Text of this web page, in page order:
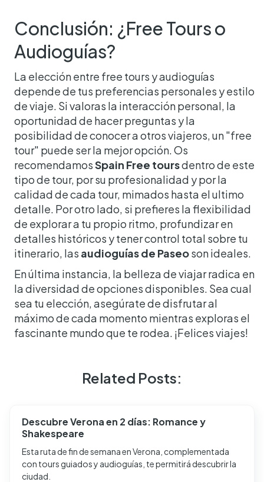
Conclusión: ¿Free Tours o
Audioguías?
La elección entre free tours y audioguías
depende de tus preferencias personales y estilo
de viaje. Si valoras la interacción personal, la
oportunidad de hacer preguntas y la
posibilidad de conocer a otros viajeros, un "free
tour" puede ser la mejor opción. Os
recomendamosSpain Free toursdentro de este
tipo de tour, por su profesionalidad y por la
calidad de cada tour, mimados hasta el ultimo
detalle. Por otro lado, si prefieres la flexibilidad
de explorar a tu propio ritmo, profundizar en
detalles históricos y tener control total sobre tu
itinerario, las audioguías de Paseoson ideales.
En última instancia, la belleza de viajar radica en
la diversidad de opciones disponibles. Sea cual
sea tu elección, asegúrate de disfrutar al
máximo de cada momento mientras exploras el
fascinante mundo que te rodea. ¡Felices viajes!
Related Posts:
Descubre Verona en 2 días: Romance y
Shakespeare
Esta ruta de fin de semana en Verona, complementada
con tours guiados y audioguías, te permitirá descubrir la
ciudad.